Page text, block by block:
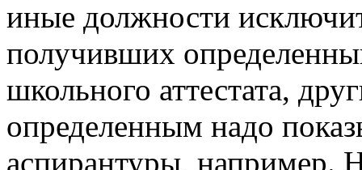
иные должности
получивших
школьного аттестата,
определенным надо
аспирантуры, например.